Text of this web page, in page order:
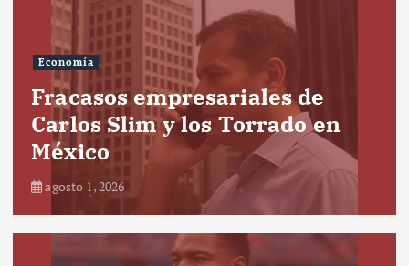
Economía
Fracasos empresariales de
Carlos Slim y los Torrado en
México
agosto 1, 2026